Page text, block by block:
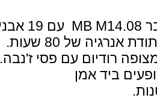
מנגנון מתיחה ידנית של מינרווה קליבר MB M14.08 עם 19 אבני
רודיום עם פסי ז'נבה. לוח
ביד אמן